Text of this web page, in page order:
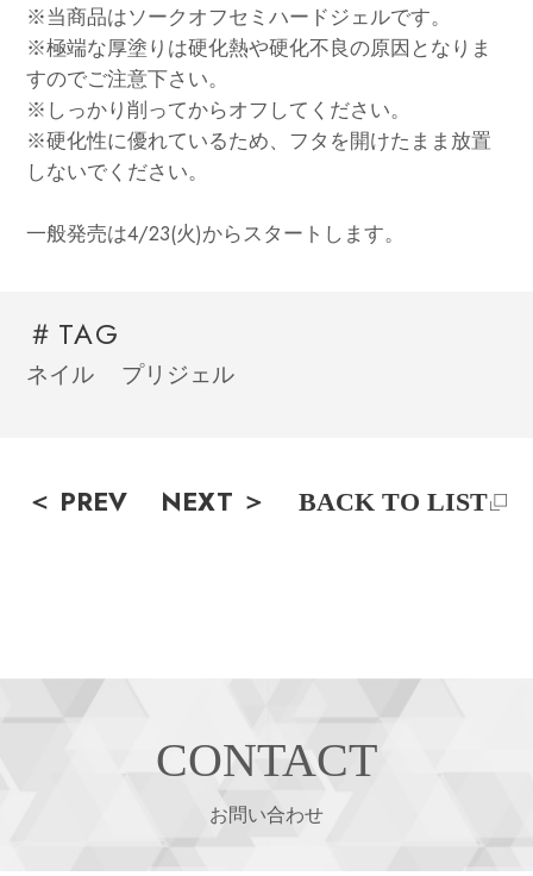
※当商品はソークオフセミハードジェルです。
※極端な厚塗りは硬化熱や硬化不良の原因となりま
すのでご注意下さい。
※しっかり削ってからオフしてください。
※硬化性に優れているため、フタを開けたまま放置
しないでください。
一般発売は4/23(火)からスタートします。
＃TAG
ネイル プリジェル
＜ PREV NEXT ＞ BACK TO LIST
CONTACT
お問い合わせ